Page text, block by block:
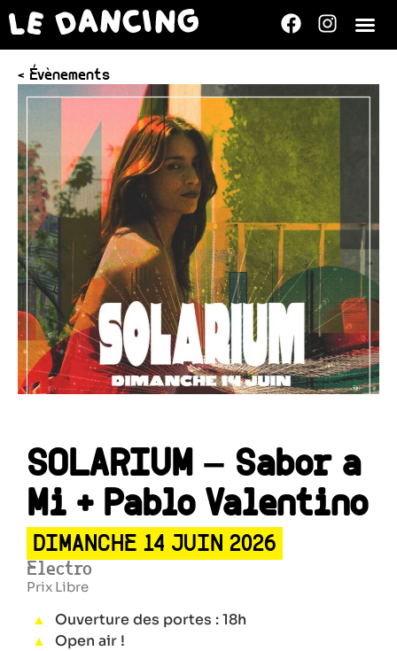
< Évènements
SOLARIUM – Sabor a
Mi + Pablo Valentino
DIMANCHE 14 JUIN 2026
Electro
Prix Libre
Ouverture des portes : 18h
Open air !